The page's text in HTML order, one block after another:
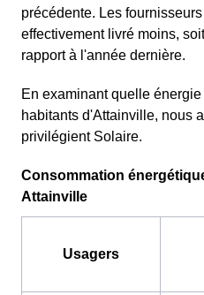
précédente. Les
effectivement livré moins,
rapport à l'année dernière.
En examinant quelle
habitants d'Attainville, nous
privilégient Solaire.
Consommation
Attainville
Usagers